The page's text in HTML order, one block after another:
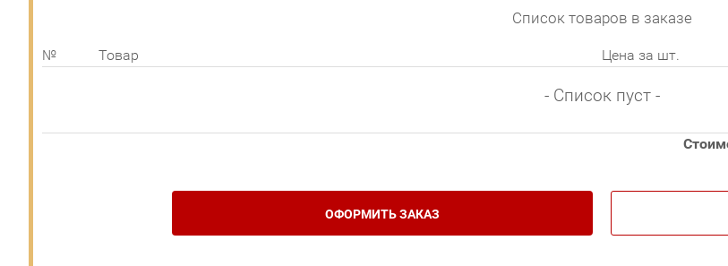
Список товаров в заказе
№ Товар Цена за шт.
- Список пуст -
ОФОРМИТЬ ЗАКАЗ